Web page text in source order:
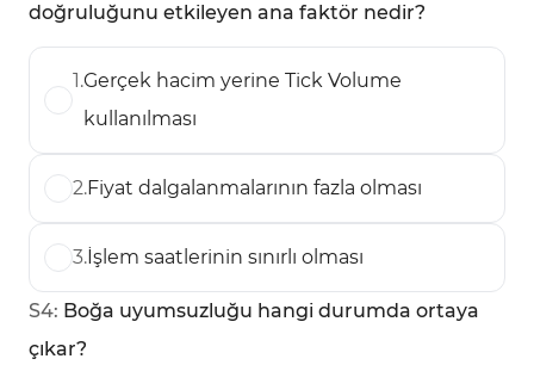
doğruluğunu etkileyen ana faktör nedir?
1.Gerçek hacim yerine Tick Volume
kullanılması
2.Fiyat dalgalanmalarının fazla olması
3.İşlem saatlerinin sınırlı olması
S4: Boğa uyumsuzluğu hangi durumda ortaya
çıkar?